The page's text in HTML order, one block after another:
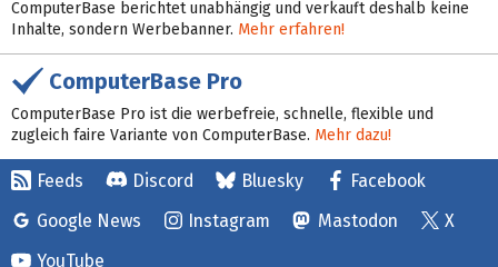
ComputerBase berichtet unabhängig und verkauft deshalb keine
Inhalte, sondern Werbebanner. Mehr erfahren!
ComputerBase Pro
ComputerBase Pro ist die werbefreie, schnelle, flexible und
zugleich faire Variante von ComputerBase. Mehr dazu!
Feeds Discord Bluesky
Facebook
Google News
Instagram Mastodon
X
YouTube